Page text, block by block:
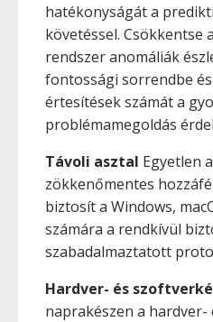
hatékonyságát a
követéssel. Csökkentse
rendszer anomáliák
fontossági sorrendbe
értesítések számát a
problémamegoldás
Távoli asztal Egyetlen
zökkenőmentes
biztosít a Windows,
számára a rendkívül
szabadalmaztatott
Hardver- és
naprakészen a hardver-